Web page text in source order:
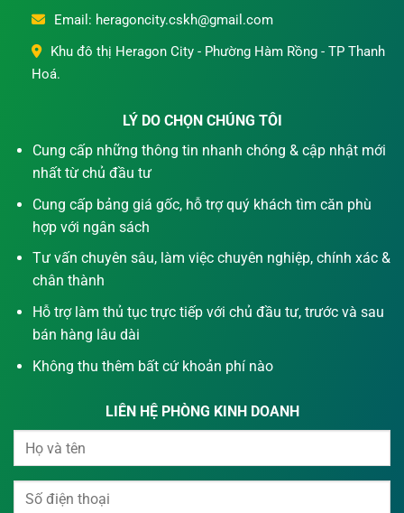
Email: heragoncity.cskh@gmail.com
Khu đô thị Heragon City - Phường Hàm Rồng - TP Thanh
Hoá.
LÝ DO CHỌN CHÚNG TÔI
Cung cấp những thông tin nhanh chóng & cập nhật mới
nhất từ chủ đầu tư
Cung cấp bảng giá gốc, hỗ trợ quý khách tìm căn phù
hợp với ngân sách
Tư vấn chuyên sâu, làm việc chuyên nghiệp, chính xác &
chân thành
Hỗ trợ làm thủ tục trực tiếp với chủ đầu tư, trước và sau
bán hàng lâu dài
Không thu thêm bất cứ khoản phí nào
LIÊN HỆ PHÒNG KINH DOANH